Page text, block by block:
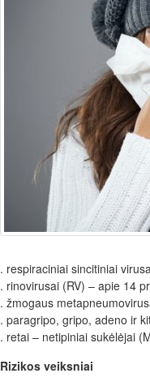
. respiraciniai sincitiniai
. rinovirusai (RV) – apie 14
. žmogaus
. paragripo, gripo, adeno ir
. retai – netipiniai sukėlėjai
Rizikos veiksniai